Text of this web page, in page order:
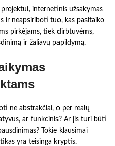
internetinis užsakymas
ir neapsiriboti tuo, kas pasitaiko
pirkėjams, tiek dirbtuvėms,
ir žaliavų papildymą.
ne abstrakčiai, o per realų
ar funkcinis? Ar jis turi būti
Tokie klausimai
yra teisinga kryptis.